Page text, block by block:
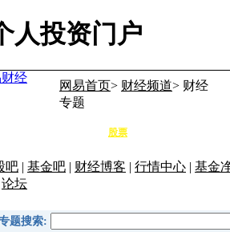
人投资门户
网易首页> 财经频道> 财经
专题
股票
吧 | 基金吧 | 财经博客 | 行情中心 | 基金
论坛
题搜索: